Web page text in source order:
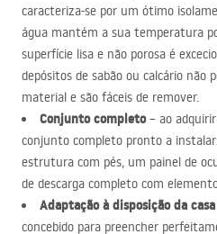
caracteriza-se por um ótimo
água mantém a sua temperatura
superfície lisa e não porosa é
depósitos de sabão ou calcário
material e são fáceis de remover.
Conjunto completo– ao
conjunto completo pronto a
estrutura com pés, um painel de
de descarga completo com
Adaptação à disposição da
concebido para preencher